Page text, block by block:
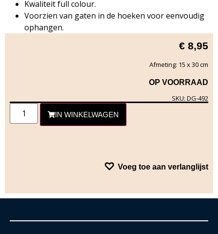
Kwaliteit full colour.
Voorzien van gaten in de hoeken voor eenvoudig
ophangen.
€ 8,95
Afmeting: 15 x 30 cm
OP VOORRAAD
SKU: DG-492
IN WINKELWAGEN
Voeg toe aan verlanglijst